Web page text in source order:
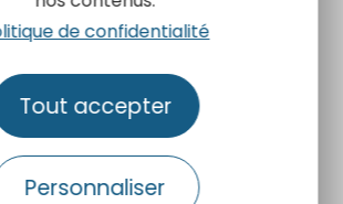
de confidentialité
Tout accepter
Personnaliser
Pour Tous